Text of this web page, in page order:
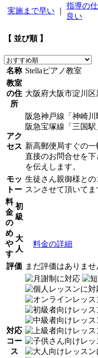
実施まで早い
指導の
良い
【 並び順 】
名称 Stellaピアノ教室
教室
の住
所
大阪府大阪市淀川区
アク
セス
阪急神戸線「神崎
阪急宝塚線「三国
新高郵便局すぐの
直接のお問合せを
を伝えします。
モッ
トー
生徒さん親御様と
スンさせて頂いてま
料
金
の
め
や
す
初
級
大
人
料金の詳細
評価 まだ評価はありませ
対応
コー
ス